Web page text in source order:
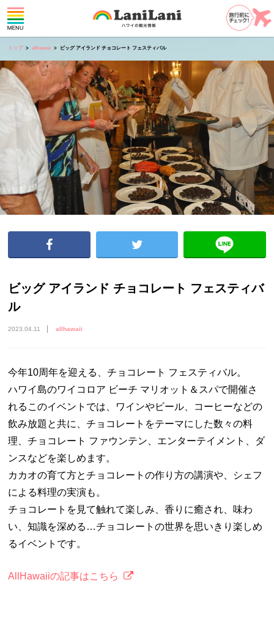
トップ allhawaii ビッグ アイランド チョコレート フェスティバル
ビッグ アイランド チョコレート フェスティバ
ル
2023.04.11 allhawaii
今年10周年を迎える、チョコレート フェスティバル。
ハワイ島のワイコロア ビーチ マリオット＆スパで開催さ
れるこのイベントでは、ワインやビール、コーヒーなどの
飲み放題と共に、チョコレートをテーマにした数々の料
理、チョコレート ファウンテン、エンターテイメント、ダ
ンスなどを楽しめます。
カカオの育て方とチョコレートの作り方の講演や、シェフ
による料理の実演も。
チョコレートを見て触れて楽しみ、香りに癒され、味わ
い、知識を深める…チョコレートの世界を思いきり楽しめ
るイベントです。
AllHawaiiの記事はこちら